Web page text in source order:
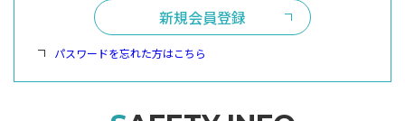
新規会員登録
パスワードを忘れた方はこちら